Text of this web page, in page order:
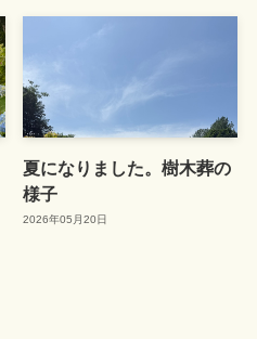
夏になりました。樹木葬の
様子
2026年05月20日